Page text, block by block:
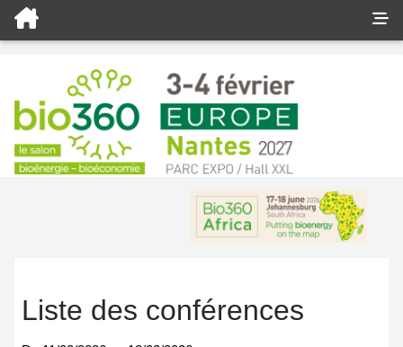
Liste des conférences